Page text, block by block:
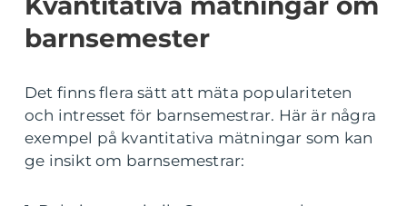
barnsemester
Det finns flera sätt att mäta populariteten
och intresset för barnsemestrar. Här är några
exempel på kvantitativa mätningar som kan
ge insikt om barnsemestrar: